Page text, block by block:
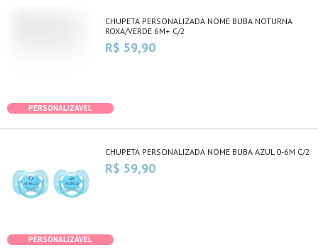
CHUPETA PERSONALIZADA NOME BUBA NOTURNA
ROXA/VERDE 6M+ C/2
R$ 59,90
PERSONALIZÁVEL
CHUPETA PERSONALIZADA NOME BUBA AZUL 0-6M C/2
R$ 59,90
PERSONALIZÁVEL